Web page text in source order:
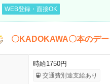
WEB登録・面接OK
〇KADOKAWA〇本のデ
時給1750円
交通費別途支給あり